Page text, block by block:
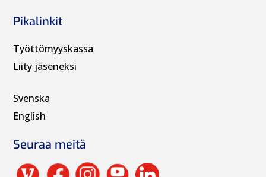
Pikalinkit
Työttömyyskassa
Liity jäseneksi
Svenska
English
Seuraa meitä